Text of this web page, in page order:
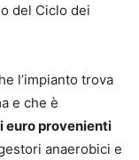
del Ciclo dei
l’impianto trova
e che è
euro provenienti
anaerobici e